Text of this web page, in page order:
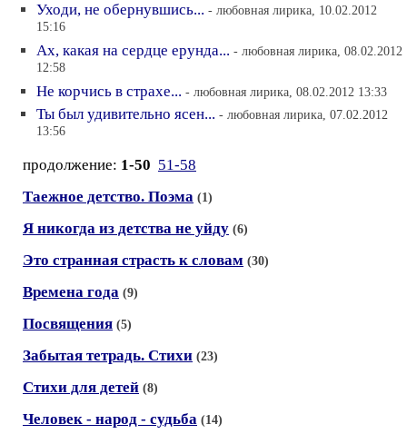
Уходи, не обернувшись... - любовная лирика, 10.02.2012
15:16
Ах, какая на сердце ерунда... - любовная лирика, 08.02.2012
12:58
Не корчись в страхе... - любовная лирика, 08.02.2012 13:33
Ты был удивительно ясен... - любовная лирика, 07.02.2012
13:56
продолжение: 1-50 51-58
Таежное детство. Поэма (1)
Я никогда из детства не уйду (6)
Это странная страсть к словам (30)
Времена года (9)
Посвящения (5)
Забытая тетрадь. Стихи (23)
Стихи для детей (8)
Человек - народ - судьба (14)